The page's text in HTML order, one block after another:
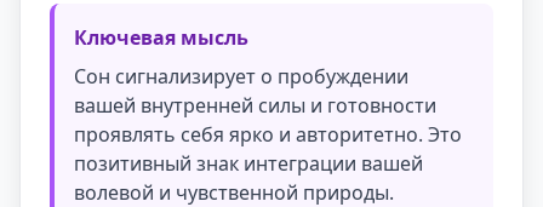
Ключевая мысль
Сон сигнализирует о пробуждении
вашей внутренней силы и готовности
проявлять себя ярко и авторитетно. Это
позитивный знак интеграции вашей
волевой и чувственной природы.